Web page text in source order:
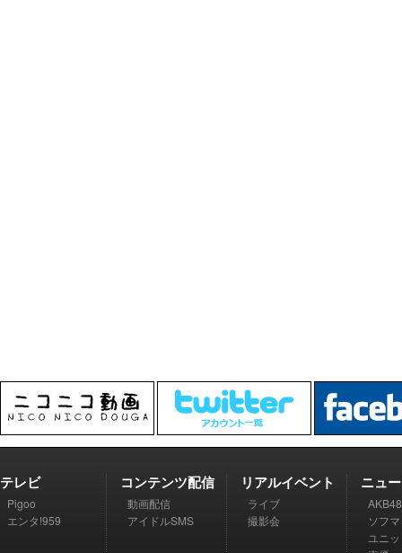
テレビ
Pigoo
エンタ!959
コンテンツ配信
動画配信
アイドルSMS
リアルイベント
ライブ
撮影会
ニュ
AKB48
ソフ
ユニ